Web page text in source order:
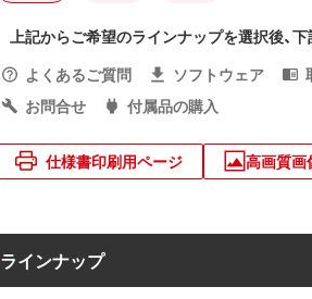
上記からご希望のラインナップを選択後、
よくあるご質問
ソフトウェア
お問合せ
付属品の購入
仕様書印刷用ページ 高画質画
ラインナップ